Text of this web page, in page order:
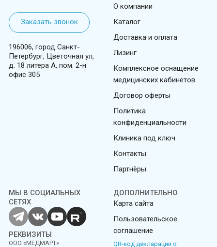
Заказать звонок
196006, город Санкт-
Петербург, Цветочная ул,
д. 18 литера А, пом. 2-н
офис 305
О компании
Каталог
Доставка и оплата
Лизинг
Комплексное оснащение
медицинских кабинетов
Договор оферты
Политика
конфиденциальности
Клиника под ключ
Контакты
Партнёры
ДОПОЛНИТЕЛЬНО
Карта сайта
Пользовательское
соглашение
QR-код декларации о
МЫ В СОЦИАЛЬНЫХ
СЕТЯХ
РЕКВИЗИТЫ
ООО «МЕДМАРТ»